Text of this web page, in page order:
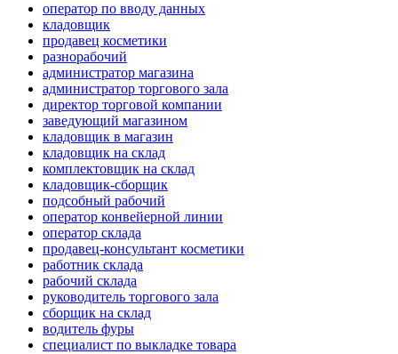
оператор по вводу данных
кладовщик
продавец косметики
разнорабочий
администратор магазина
администратор торгового зала
директор торговой компании
заведующий магазином
кладовщик в магазин
кладовщик на склад
комплектовщик на склад
кладовщик-сборщик
подсобный рабочий
оператор конвейерной линии
оператор склада
продавец-консультант косметики
работник склада
рабочий склада
руководитель торгового зала
сборщик на склад
водитель фуры
специалист по выкладке товара